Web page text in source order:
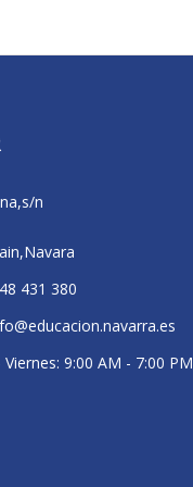
n
431 380
Viernes: 9:00 AM - 7:00 PM
de biomasa de